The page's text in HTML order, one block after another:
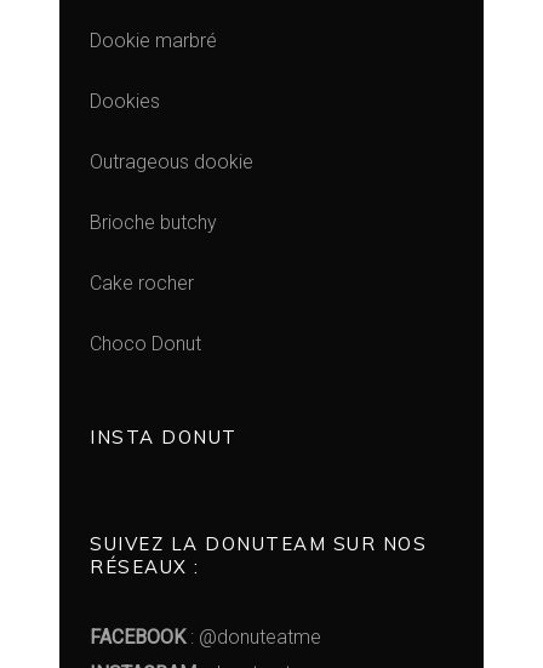
Dookie marbré
Dookies
Outrageous dookie
Brioche butchy
Cake rocher
Choco Donut
INSTA DONUT
SUIVEZ LA DONUTEAM SUR NOS
RÉSEAUX :
FACEBOOK: @donuteatme